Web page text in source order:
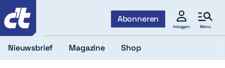
Abonneren
Inloggen Menu
Nieuwsbrief Magazine Shop